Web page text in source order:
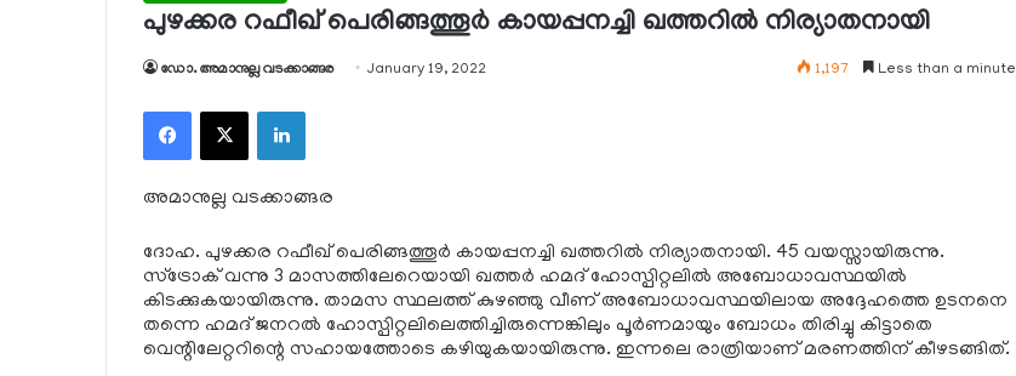
പുഴക്കര റഫീഖ് പെരിങ്ങത്തൂര്‍ കായപ്പനച്ചി ഖത്തറില്‍ നിര്യാതനായി
ഡോ. അമാനുല്ല വടക്കാങ്ങര January 19, 2022 1,197 Less than a minute
Facebook
X LinkedIn
അമാനുല്ല വടക്കാങ്ങര
ദോഹ. പുഴക്കര റഫീഖ് പെരിങ്ങത്തൂര്‍ കായപ്പനച്ചി ഖത്തറില്‍ നിര്യാതനായി. 45 വയസ്സായിരുന്നു.
സ്ട്രോക് വന്നു 3 മാസത്തിലേറെയായി ഖത്തര്‍ ഹമദ് ഹോസ്പിറ്റലില്‍ അബോധാവസ്ഥയില്‍
കിടക്കുകയായിരുന്നു. താമസ സ്ഥലത്ത് കുഴഞ്ഞു വീണ് അബോധാവസ്ഥയിലായ അദ്ദേഹത്തെ ഉടനനെ
തന്നെ ഹമദ് ജനറല്‍ ഹോസ്പിറ്റലിലെത്തിച്ചിരുന്നെങ്കിലും പൂര്‍ണമായും ബോധം തിരിച്ചു കിട്ടാതെ
വെന്റിലേറ്ററിന്റെ സഹായത്തോടെ കഴിയുകയായിരുന്നു. ഇന്നലെ രാത്രിയാണ് മരണത്തിന് കീഴടങ്ങിത്.